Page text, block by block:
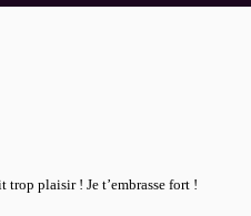
plaisir ! Je t’embrasse fort !